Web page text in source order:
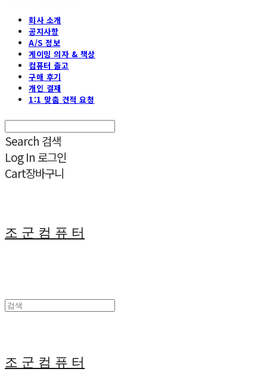
회사 소개
공지사항
A/S 정보
게이밍 의자 & 책상
컴퓨터 출고
구매 후기
개인 결제
1:1 맞춤 견적 요청
Search 검색
Log In 로그인
Cart장바구니
조 군 컴 퓨 터
조 군 컴 퓨 터